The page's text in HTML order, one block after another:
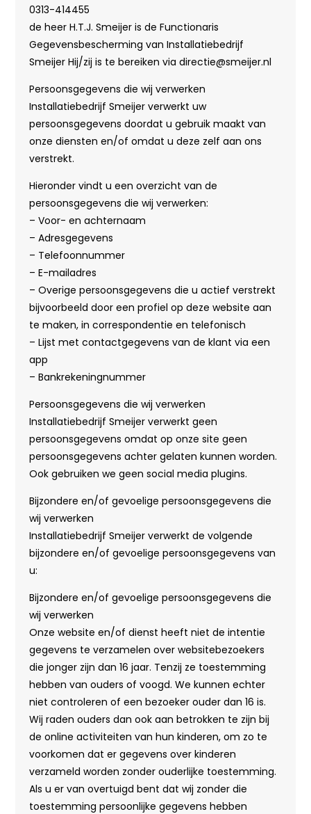
0313-414455
de heer H.T.J. Smeijer is de Functionaris
Gegevensbescherming van Installatiebedrijf
Smeijer Hij/zij is te bereiken via directie@smeijer.nl
Persoonsgegevens die wij verwerken
Installatiebedrijf Smeijer verwerkt uw
persoonsgegevens doordat u gebruik maakt van
onze diensten en/of omdat u deze zelf aan ons
verstrekt.
Hieronder vindt u een overzicht van de
persoonsgegevens die wij verwerken:
– Voor- en achternaam
– Adresgegevens
– Telefoonnummer
– E-mailadres
– Overige persoonsgegevens die u actief verstrekt
bijvoorbeeld door een profiel op deze website aan
te maken, in correspondentie en telefonisch
– Lijst met contactgegevens van de klant via een
app
– Bankrekeningnummer
Persoonsgegevens die wij verwerken
Installatiebedrijf Smeijer verwerkt geen
persoonsgegevens omdat op onze site geen
persoonsgegevens achter gelaten kunnen worden.
Ook gebruiken we geen social media plugins.
Bijzondere en/of gevoelige persoonsgegevens die
wij verwerken
Installatiebedrijf Smeijer verwerkt de volgende
bijzondere en/of gevoelige persoonsgegevens van
u:
Bijzondere en/of gevoelige persoonsgegevens die
wij verwerken
Onze website en/of dienst heeft niet de intentie
gegevens te verzamelen over websitebezoekers
die jonger zijn dan 16 jaar. Tenzij ze toestemming
hebben van ouders of voogd. We kunnen echter
niet controleren of een bezoeker ouder dan 16 is.
Wij raden ouders dan ook aan betrokken te zijn bij
de online activiteiten van hun kinderen, om zo te
voorkomen dat er gegevens over kinderen
verzameld worden zonder ouderlijke toestemming.
Als u er van overtuigd bent dat wij zonder die
toestemming persoonlijke gegevens hebben